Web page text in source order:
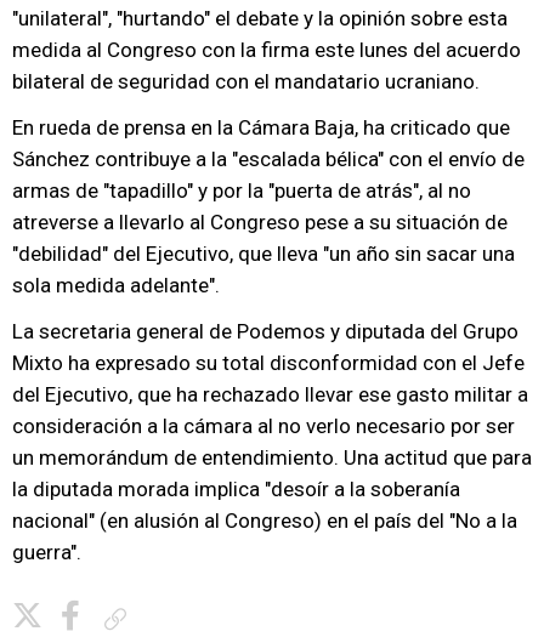
"unilateral", "hurtando" el debate y la opinión sobre esta
medida al Congreso con la firma este lunes del acuerdo
bilateral de seguridad con el mandatario ucraniano.
En rueda de prensa en la Cámara Baja, ha criticado que
Sánchez contribuye a la "escalada bélica" con el envío de
armas de "tapadillo" y por la "puerta de atrás", al no
atreverse a llevarlo al Congreso pese a su situación de
"debilidad" del Ejecutivo, que lleva "un año sin sacar una
sola medida adelante".
La secretaria general de Podemos y diputada del Grupo
Mixto ha expresado su total disconformidad con el Jefe
del Ejecutivo, que ha rechazado llevar ese gasto militar a
consideración a la cámara al no verlo necesario por ser
un memorándum de entendimiento. Una actitud que para
la diputada morada implica "desoír a la soberanía
nacional" (en alusión al Congreso) en el país del "No a la
guerra".